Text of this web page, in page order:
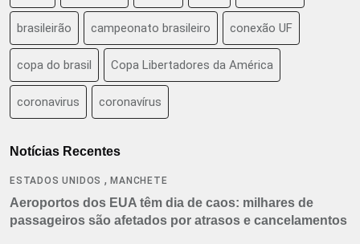
brasileirão campeonato brasileiro conexão UF
copa do brasil Copa Libertadores da América
coronavirus coronavírus
Notícias Recentes
ESTADOS UNIDOS ,MANCHETE
Aeroportos dos EUA têm dia de caos: milhares de
passageiros são afetados por atrasos e cancelamentos